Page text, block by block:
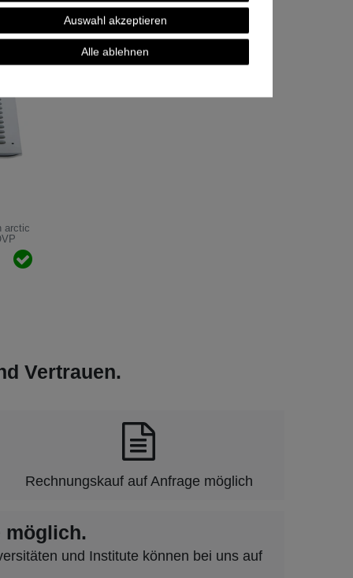
arctic
Vertrauen.
Rechnungskauf auf Anfrage möglich
möglich.
und Institute können bei uns auf
Auswahl akzeptieren
Alle ablehnen